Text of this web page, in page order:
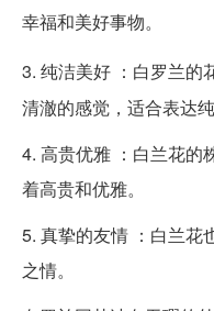
幸福和美好事物。
3. 纯洁美好 ：白罗兰的
清澈的感觉，适合表达纯
4. 高贵优雅 ：白兰花的
着高贵和优雅。
5. 真挚的友情 ：白兰花
之情。